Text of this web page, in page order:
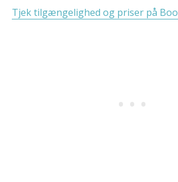
Tjek tilgængelighed og priser på